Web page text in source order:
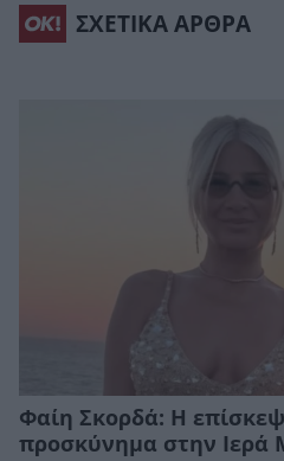
ΣΧΕΤΙΚΑ ΑΡΘΡΑ
Φαίη Σκορδά: Η
προσκύνημα στην Ιερά